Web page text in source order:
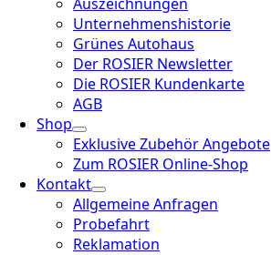
Unternehmenshistorie
Grünes Autohaus
Der ROSIER Newsletter
Die ROSIER Kundenkarte
AGB
Shop
Exklusive Zubehör Angebote
Zum ROSIER Online-Shop
Kontakt
Allgemeine Anfragen
Probefahrt
Reklamation